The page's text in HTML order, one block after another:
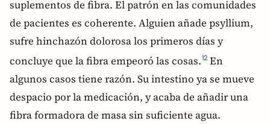
suplementos de fibra. El patrón en las comunidades
de pacientes es coherente. Alguien añade psyllium,
sufre hinchazón dolorosa los primeros días y
concluye que la fibra empeoró las cosas.12 En
algunos casos tiene razón. Su intestino ya se mueve
despacio por la medicación, y acaba de añadir una
fibra formadora de masa sin suficiente agua.